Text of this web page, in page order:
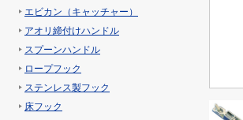
エビカン（キャッチャー）
アオリ締付けハンドル
スプーンハンドル
ロープフック
ステンレス製フック
床フック